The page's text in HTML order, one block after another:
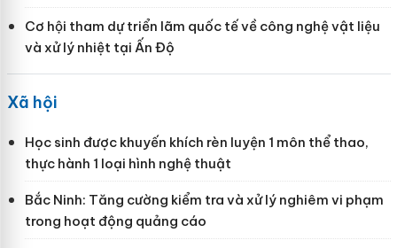
Cơ hội tham dự triển lãm quốc tế về công nghệ vật liệu
và xử lý nhiệt tại Ấn Độ
Xã hội
Học sinh được khuyến khích rèn luyện 1 môn thể thao,
thực hành 1 loại hình nghệ thuật
Bắc Ninh: Tăng cường kiểm tra và xử lý nghiêm vi phạm
trong hoạt động quảng cáo